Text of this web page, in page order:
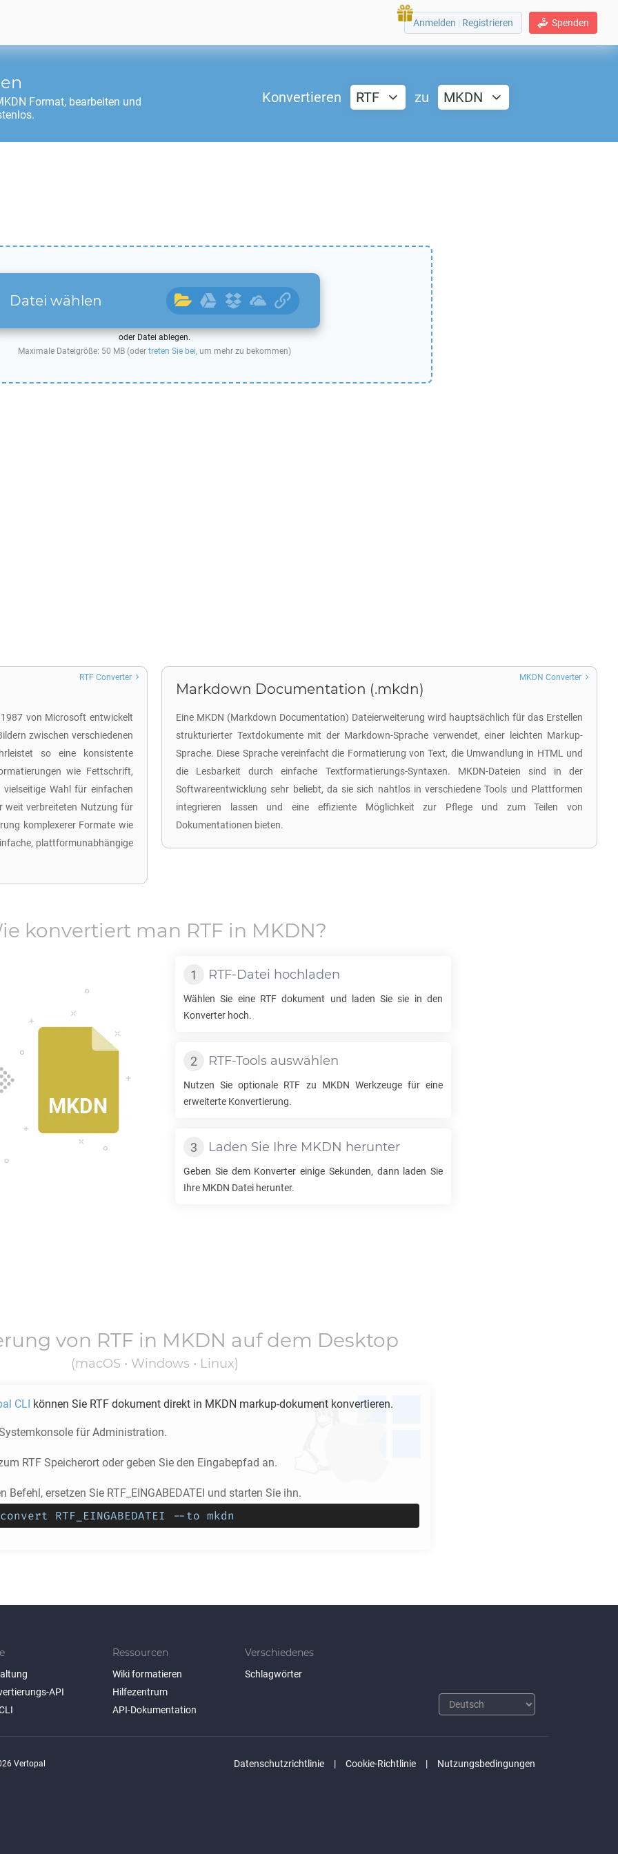
Spenden
Anmelden | Registrieren
Format, bearbeiten und
Konvertieren RTF zu MKDN
Datei wählen
oder Datei ablegen.
Maximale Dateigröße: 50 MB (oder treten Sie bei, um mehr zu bekommen)
von Microsoft entwickelt
zwischen verschiedenen
so eine konsistente
wie Fettschrift,
Wahl für einfachen
weit verbreiteten Nutzung für
komplexerer Formate wie
plattformunabhängige
RTF Converter
Markdown Documentation (.mkdn)
Eine MKDN (Markdown Documentation) Dateierweiterung wird hauptsächlich für das Erstellen
strukturierter Textdokumente mit der Markdown-Sprache verwendet, einer leichten Markup-
Sprache. Diese Sprache vereinfacht die Formatierung von Text, die Umwandlung in HTML und
die Lesbarkeit durch einfache Textformatierungs-Syntaxen. MKDN-Dateien sind in der
Softwareentwicklung sehr beliebt, da sie sich nahtlos in verschiedene Tools und Plattformen
integrieren lassen und eine effiziente Möglichkeit zur Pflege und zum Teilen von
Dokumentationen bieten.
MKDN Converter
konvertiert man RTF in MKDN?
RTF-Datei hochladen
Wählen Sie eine RTFdokument und laden Sie sie in den
Konverter hoch.
RTF-Tools auswählen
Nutzen Sie optionale RTF zu MKDN Werkzeuge für eine
erweiterte Konvertierung.
Laden Sie Ihre MKDN herunter
Geben Sie dem Konverter einige Sekunden, dann laden Sie
Ihre MKDN Datei herunter.
von RTF in MKDN auf dem Desktop
(macOS • Windows • Linux)
CLI können Sie RTF dokument direkt in MKDN markup-dokument konvertieren.
für Administration.
RTF Speicherort oder geben Sie den Eingabepfad an.
Befehl, ersetzen Sie RTF_EINGABEDATEI und starten Sie ihn.
RTF_EINGABEDATEI --to mkdn
API
Ressourcen
Wiki formatieren
Hilfezentrum
API-Dokumentation
Verschiedenes
Schlagwörter
Datenschutzrichtlinie Cookie-Richtlinie Nutzungsbedingungen
Vertopal